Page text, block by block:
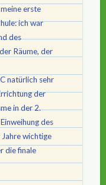
erste
ich war
des
Räume, der
natürlich sehr
der
in der 2.
des
wichtige
die finale